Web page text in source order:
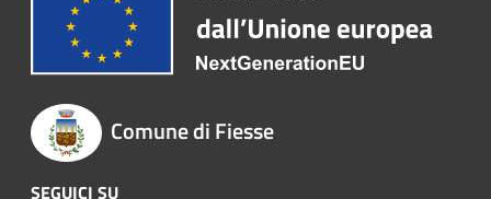
Comune di Fiesse
SEGUICI SU